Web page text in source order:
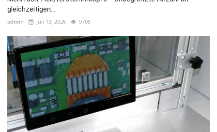
gleichzeitigen...
admin Juli 13, 2026 9705